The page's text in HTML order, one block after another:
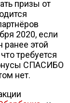
призы от
2020, если
ранее этой
требуется
СПАСИБО
нет.